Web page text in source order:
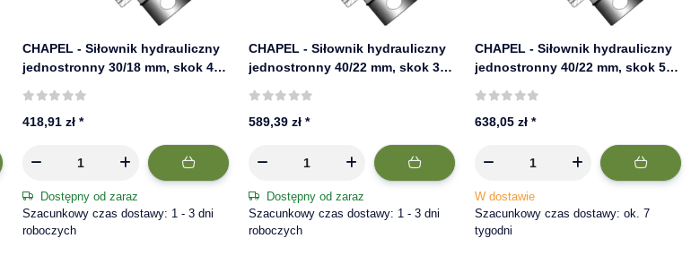
CHAPEL - Siłownik hydrauliczny
jednostronny 30/18 mm, skok 400
418,91 zł*
Dostępny od zaraz
Szacunkowy czas dostawy: 1 - 3 dni
roboczych
CHAPEL - Siłownik hydrauliczny
jednostronny 40/22 mm, skok 300
589,39 zł*
Dostępny od zaraz
Szacunkowy czas dostawy: 1 - 3 dni
roboczych
CHAPEL - Siłownik hydrauliczny
jednostronny 40/22 mm, skok 550
638,05 zł*
W dostawie
Szacunkowy czas dostawy: ok. 7
tygodni